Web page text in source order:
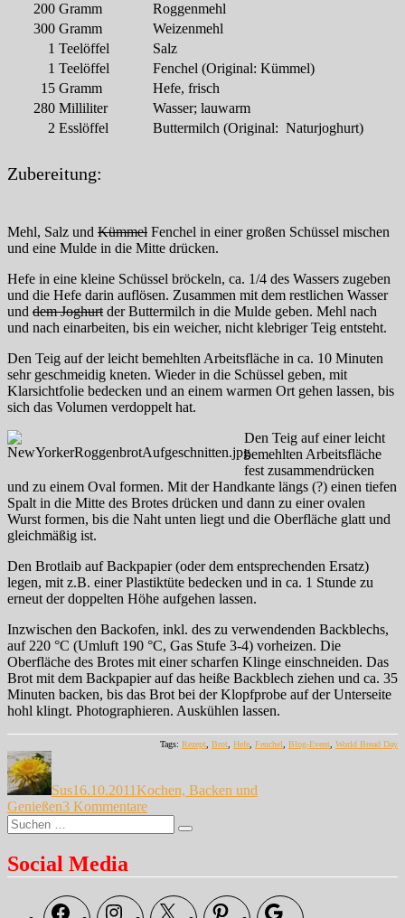
200 Gramm
Roggenmehl
300 Gramm
Weizenmehl
1 Teelöffel
Salz
1 Teelöffel
Fenchel (Original: Kümmel)
15 Gramm
Hefe, frisch
280 Milliliter
Wasser; lauwarm
2 Esslöffel Buttermilch (Original: Naturjoghurt)
Zubereitung:
Mehl, Salz und Kümmel Fenchel in einer großen Schüssel mischen
und eine Mulde in die Mitte drücken.
Hefe in eine kleine Schüssel bröckeln, ca. 1/4 des Wassers zugeben
und die Hefe darin auflösen. Zusammen mit dem restlichen Wasser
und dem Joghurt der Buttermilch in die Mulde geben. Mehl nach
und nach einarbeiten, bis ein weicher, nicht klebriger Teig entsteht.
Den Teig auf der leicht bemehlten Arbeitsfläche in ca. 10 Minuten
sehr geschmeidig kneten. Wieder in die Schüssel geben, mit
Klarsichtfolie bedecken und an einem warmen Ort gehen lassen, bis
sich das Volumen verdoppelt hat.
Den Teig auf einer leicht
bemehlten Arbeitsfläche
fest zusammendrücken
und zu einem Oval formen. Mit der Handkante längs (?) einen tiefen
Spalt in die Mitte des Brotes drücken und dann zu einer ovalen
Wurst formen, bis die Naht unten liegt und die Oberfläche glatt und
gleichmäßig ist.
Den Brotlaib auf Backpapier (oder dem entsprechenden Ersatz)
legen, mit z.B. einer Plastiktüte bedecken und in ca. 1 Stunde zu
erneut der doppelten Höhe aufgehen lassen.
Inzwischen den Backofen, inkl. des zu verwendenden Backblechs,
auf 220 °C (Umluft 190 °C, Gas Stufe 3-4) vorheizen. Die
Oberfläche des Brotes mit einer scharfen Klinge einschneiden. Das
Brot mit dem Backpapier auf das heiße Backblech ziehen und ca. 35
Minuten backen, bis das Brot bei der Klopfprobe auf der Unterseite
hohl klingt. Photographieren. Auskühlen lassen.
Tags: Rezept, Brot, Hefe, Fenchel, Blog-Event, World Bread Day
Autor
Sus16.10.2011Kochen, Backen und
Genießen3 Kommentarezu
Brot
Suche
nach:
Suchen
Social Media
FacebookInstagramX Pinterest Google